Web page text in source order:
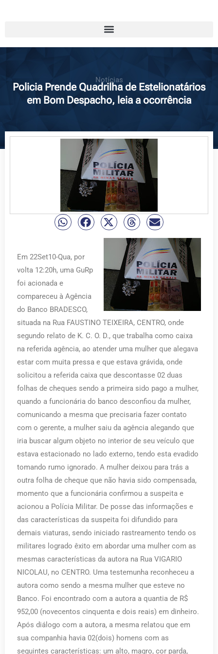
Notícias
Policia Prende Quadrilha de Estelionatários
em Bom Despacho, leia a ocorrência
Em 22Set10-Qua, por
volta 12:20h, uma GuRp
foi acionada e
compareceu à Agência
do Banco BRADESCO,
situada na Rua FAUSTINO TEIXEIRA, CENTRO, onde
segundo relato de K. C. O. D., que trabalha como caixa
na referida agência, ao atender uma mulher que alegava
estar com muita pressa e que estava grávida, onde
solicitou a referida caixa que descontasse 02 duas
folhas de cheques sendo a primeira sido pago a mulher,
quando a funcionária do banco desconfiou da mulher,
comunicando a mesma que precisaria fazer contato
com o gerente, a mulher saiu da agência alegando que
iria buscar algum objeto no interior de seu veículo que
estava estacionado no lado externo, tendo esta evadido
tomando rumo ignorado. A mulher deixou para trás a
outra folha de cheque que não havia sido compensada,
momento que a funcionária confirmou a suspeita e
acionou a Polícia Militar. De posse das informações e
das características da suspeita foi difundido para
demais viaturas, sendo iniciado rastreamento tendo os
militares logrado êxito em abordar uma mulher com as
mesmas características da autora na Rua VIGARIO
NICOLAU, no CENTRO. Uma testemunha reconheceu a
autora como sendo a mesma mulher que esteve no
Banco. Foi encontrado com a autora a quantia de R$
952,00 (novecentos cinquenta e dois reais) em dinheiro.
Após diálogo com a autora, a mesma relatou que em
sua companhia havia 02(dois) homens com as
seguintes características: um alto, magro, cor parda,